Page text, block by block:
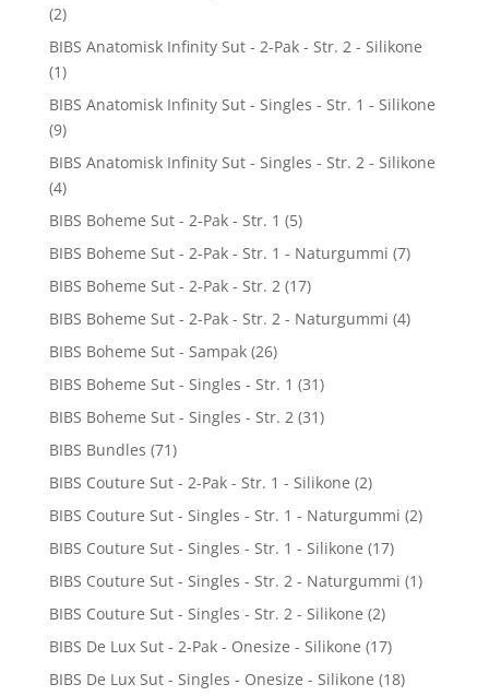
(2)
BIBS Anatomisk Infinity Sut - 2-Pak - Str. 2 - Silikone
(1)
BIBS Anatomisk Infinity Sut - Singles - Str. 1 - Silikone
(9)
BIBS Anatomisk Infinity Sut - Singles - Str. 2 - Silikone
(4)
BIBS Boheme Sut - 2-Pak - Str. 1 (5)
BIBS Boheme Sut - 2-Pak - Str. 1 - Naturgummi (7)
BIBS Boheme Sut - 2-Pak - Str. 2 (17)
BIBS Boheme Sut - 2-Pak - Str. 2 - Naturgummi (4)
BIBS Boheme Sut - Sampak (26)
BIBS Boheme Sut - Singles - Str. 1 (31)
BIBS Boheme Sut - Singles - Str. 2 (31)
BIBS Bundles (71)
BIBS Couture Sut - 2-Pak - Str. 1 - Silikone (2)
BIBS Couture Sut - Singles - Str. 1 - Naturgummi (2)
BIBS Couture Sut - Singles - Str. 1 - Silikone (17)
BIBS Couture Sut - Singles - Str. 2 - Naturgummi (1)
BIBS Couture Sut - Singles - Str. 2 - Silikone (2)
BIBS De Lux Sut - 2-Pak - Onesize - Silikone (17)
BIBS De Lux Sut - Singles - Onesize - Silikone (18)